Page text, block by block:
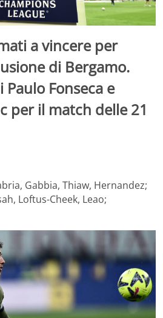
a vincere per
di Bergamo.
Paulo Fonseca e
per il match delle 21
Gabbia, Thiaw, Hernandez;
Loftus-Cheek, Leao;